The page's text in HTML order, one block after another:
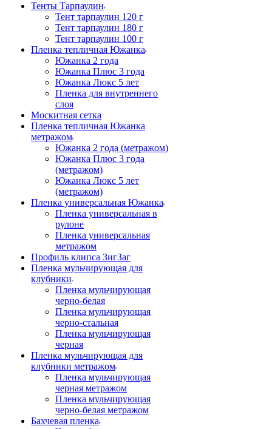
Тенты Тарпаулин
Тент тарпаулин 120 г
Тент тарпаулин 180 г
Тент тарпаулин 100 г
Пленка тепличная Южанка
Южанка 2 года
Южанка Плюс 3 года
Южанка Люкс 5 лет
Пленка для внутреннего
слоя
Москитная сетка
Пленка тепличная Южанка
метражом
Южанка 2 года (метражом)
Южанка Плюс 3 года
(метражом)
Южанка Люкс 5 лет
(метражом)
Пленка универсальная Южанка
Пленка универсальная в
рулоне
Пленка универсальная
метражом
Профиль клипса ЗигЗаг
Пленка мульчирующая для
клубники
Пленка мульчирующая
черно-белая
Пленка мульчирующая
черно-стальная
Пленка мульчирующая
черная
Пленка мульчирующая для
клубники метражом
Пленка мульчирующая
черная метражом
Пленка мульчирующая
черно-белая метражом
Бахчевая пленка